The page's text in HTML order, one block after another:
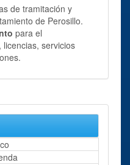
de tramitación y
de Perosillo.
para el
servicios